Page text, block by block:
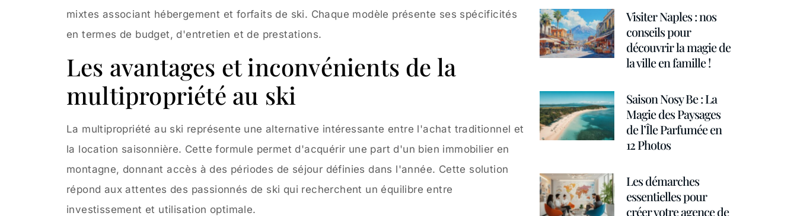
mixtes associant hébergement et forfaits de ski. Chaque modèle présente ses spécificités
en termes de budget, d'entretien et de prestations.
Les avantages et inconvénients de la
multipropriété au ski
La multipropriété au ski représente une alternative intéressante entre l'achat traditionnel et
la location saisonnière. Cette formule permet d'acquérir une part d'un bien immobilier en
montagne, donnant accès à des périodes de séjour définies dans l'année. Cette solution
répond aux attentes des passionnés de ski qui recherchent un équilibre entre
investissement et utilisation optimale.
Visiter Naples : nos
conseils pour
découvrir la magie de
la ville en famille !
Saison Nosy Be : La
Magie des Paysages
de l’Île Parfumée en
12 Photos
Les démarches
essentielles pour
créer votre agence de